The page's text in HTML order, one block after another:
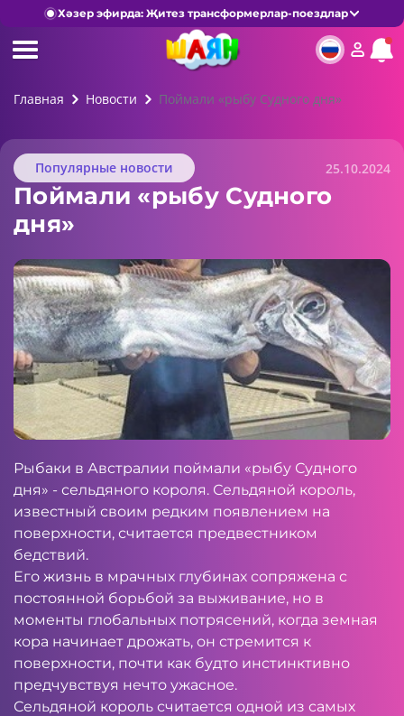
Хәзер эфирда: Җитез трансформерлар-поездлар
Главная Новости Поймали «рыбу Судного дня»
Популярные новости 25.10.2024
Поймали «рыбу Судного
дня»
Рыбаки в Австралии поймали «рыбу Судного
дня» - сельдяного короля. Сельдяной король,
известный своим редким появлением на
поверхности, считается предвестником
бедствий.
Его жизнь в мрачных глубинах сопряжена с
постоянной борьбой за выживание, но в
моменты глобальных потрясений, когда земная
кора начинает дрожать, он стремится к
поверхности, почти как будто инстинктивно
предчувствуя нечто ужасное.
Сельдяной король считается одной из самых